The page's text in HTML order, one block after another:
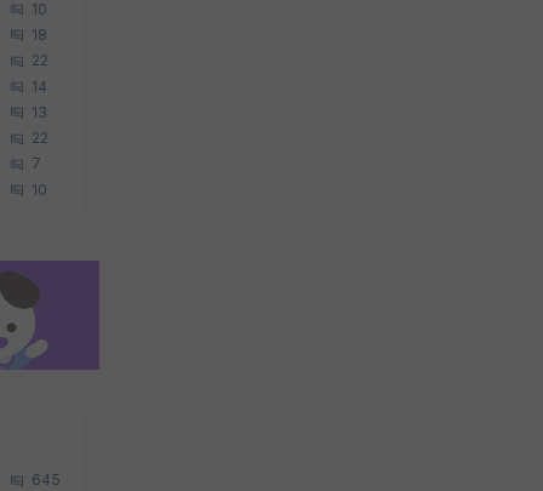
10
18
22
14
13
22
7
10
645